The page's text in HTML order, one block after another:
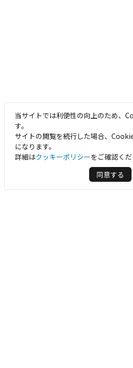
当サイトでは利便性の向上のため、
す。
サイトの閲覧を続行した場合、
になります。
詳細はクッキーポリシーをご確認くだ
同意する